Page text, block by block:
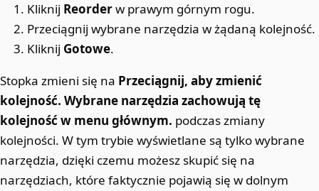
Kliknij Reorderw prawym górnym rogu.
Przeciągnij wybrane narzędzia w żądaną kolejność.
Kliknij Gotowe.
Stopka zmieni się na Przeciągnij, aby zmienić
kolejność. Wybrane narzędzia zachowują tę
kolejność w menu głównym. podczas zmiany
kolejności. W tym trybie wyświetlane są tylko wybrane
narzędzia, dzięki czemu możesz skupić się na
narzędziach, które faktycznie pojawią się w dolnym